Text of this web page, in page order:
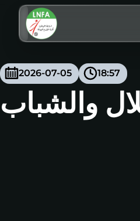
2026-07-05 18:57